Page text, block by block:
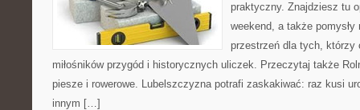
praktyczny. Znajdziesz tu
weekend, a także
przestrzeń dla tych, którzy
miłośników przygód i historycznych uliczek. Przeczytaj także
piesze i rowerowe. Lubelszczyzna potrafi zaskakiwać: raz kusi
innym […]